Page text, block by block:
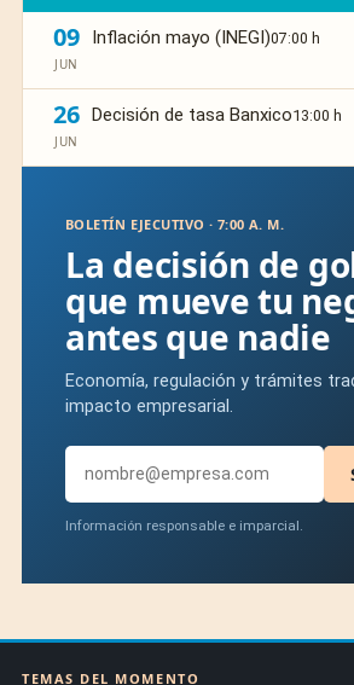
09
JUN
Inflación mayo (INEGI)07:00 h
26
JUN
Decisión de tasa Banxico13:00 h
BOLETÍN EJECUTIVO · 7:00 A. M.
La decisión de
que mueve tu
antes que nadie
Economía, regulación y trámites
impacto empresarial.
Información responsable e imparcial.
TEMAS DEL MOMENTO